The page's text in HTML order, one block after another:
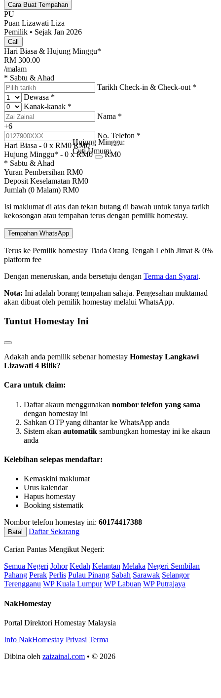
Cara Buat Tempahan
PU
Puan Lizawati Liza
Pemilik • Sejak Jan 2026
Call
Hari Biasa & Hujung Minggu*
RM 300.00
/malam
* Sabtu & Ahad
Tarikh Check-in & Check-out *
Dewasa *
Kanak-kanak *
Nama *
+6
No. Telefon *
Hari Biasa - 0 x RM0 RM0
Hujung Minggu* - 0 x RM0
Hujung Minggu:
Cuti Umum:RM0
* Sabtu & Ahad
Yuran Pembersihan RM0
Deposit Keselamatan RM0
Jumlah (0 Malam) RM0
Isi maklumat di atas dan tekan butang di bawah untuk tanya tarikh
kekosongan atau tempahan terus dengan pemilik homestay.
Tempahan WhatsApp
Terus ke Pemilik homestay Tiada Orang Tengah Lebih Jimat & 0%
platform fee
Dengan meneruskan, anda bersetuju dengan Terma dan Syarat.
Nota: Ini adalah borang tempahan sahaja. Pengesahan muktamad
akan dibuat oleh pemilik homestay melalui WhatsApp.
Tuntut Homestay Ini
Adakah anda pemilik sebenar homestay Homestay Langkawi
Lizawati 4 Bilik?
Cara untuk claim:
Daftar akaun menggunakan nombor telefon yang sama
dengan homestay ini
Sahkan OTP yang dihantar ke WhatsApp anda
Sistem akan automatik sambungkan homestay ini ke akaun
anda
Kelebihan selepas mendaftar:
Kemaskini maklumat
Urus kalendar
Hapus homestay
Booking sistematik
Nombor telefon homestay ini: 60174417388
Batal Daftar Sekarang
Carian Pantas Mengikut Negeri:
Semua Negeri Johor Kedah Kelantan Melaka Negeri Sembilan
Pahang Perak Perlis Pulau Pinang Sabah Sarawak Selangor
Terengganu WP Kuala Lumpur WP Labuan WP Putrajaya
NakHomestay
Portal Direktori Homestay Malaysia
Info NakHomestay Privasi Terma
Dibina oleh zaizainal.com • © 2026